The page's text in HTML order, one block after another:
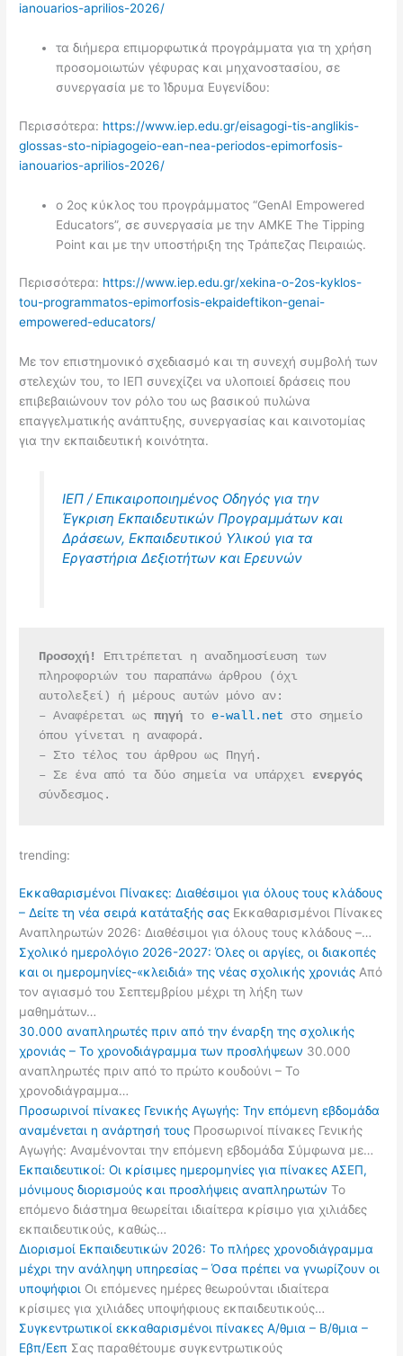
ianouarios-aprilios-2026/
τα διήμερα επιμορφωτικά προγράμματα για τη χρήση
προσομοιωτών γέφυρας και μηχανοστασίου, σε
συνεργασία με το Ίδρυμα Ευγενίδου:
Περισσότερα: https://www.iep.edu.gr/eisagogi-tis-anglikis-
glossas-sto-nipiagogeio-ean-nea-periodos-epimorfosis-
ianouarios-aprilios-2026/
ο 2ος κύκλος του προγράμματος “GenAI Empowered
Educators”, σε συνεργασία με την ΑΜΚΕ The Tipping
Point και με την υποστήριξη της Τράπεζας Πειραιώς.
Περισσότερα: https://www.iep.edu.gr/xekina-o-2os-kyklos-
tou-programmatos-epimorfosis-ekpaideftikon-genai-
empowered-educators/
Με τον επιστημονικό σχεδιασμό και τη συνεχή συμβολή των
στελεχών του, το ΙΕΠ συνεχίζει να υλοποιεί δράσεις που
επιβεβαιώνουν τον ρόλο του ως βασικού πυλώνα
επαγγελματικής ανάπτυξης, συνεργασίας και καινοτομίας
για την εκπαιδευτική κοινότητα.
ΙΕΠ / Επικαιροποιημένος Οδηγός για την
Έγκριση Εκπαιδευτικών Προγραμμάτων και
Δράσεων, Εκπαιδευτικού Υλικού για τα
Εργαστήρια Δεξιοτήτων και Ερευνών
Προσοχή!
Επιτρέπεται η αναδημοσίευση των
πληροφοριών του παραπάνω άρθρου (όχι
αυτολεξεί) ή μέρους αυτών μόνο αν:
– Αναφέρεται ως πηγή το e-wall.net στο σημείο
όπου γίνεται η αναφορά.
– Στο τέλος του άρθρου ως Πηγή.
– Σε ένα από τα δύο σημεία να υπάρχει
ενεργός
σύνδεσμος.
trending:
Εκκαθαρισμένοι Πίνακες: Διαθέσιμοι για όλους τους κλάδους
– Δείτε τη νέα σειρά κατάταξής σας Εκκαθαρισμένοι Πίνακες
Αναπληρωτών 2026: Διαθέσιμοι για όλους τους κλάδους –…
Σχολικό ημερολόγιο 2026-2027: Όλες οι αργίες, οι διακοπές
και οι ημερομηνίες-«κλειδιά» της νέας σχολικής χρονιάς Από
τον αγιασμό του Σεπτεμβρίου μέχρι τη λήξη των
μαθημάτων…
30.000 αναπληρωτές πριν από την έναρξη της σχολικής
χρονιάς – Το χρονοδιάγραμμα των προσλήψεων 30.000
αναπληρωτές πριν από το πρώτο κουδούνι – Το
χρονοδιάγραμμα…
Προσωρινοί πίνακες Γενικής Αγωγής: Την επόμενη εβδομάδα
αναμένεται η ανάρτησή τους Προσωρινοί πίνακες Γενικής
Αγωγής: Αναμένονται την επόμενη εβδομάδα Σύμφωνα με…
Εκπαιδευτικοί: Οι κρίσιμες ημερομηνίες για πίνακες ΑΣΕΠ,
μόνιμους διορισμούς και προσλήψεις αναπληρωτών Το
επόμενο διάστημα θεωρείται ιδιαίτερα κρίσιμο για χιλιάδες
εκπαιδευτικούς, καθώς…
Διορισμοί Εκπαιδευτικών 2026: Το πλήρες χρονοδιάγραμμα
μέχρι την ανάληψη υπηρεσίας – Όσα πρέπει να γνωρίζουν οι
υποψήφιοι Οι επόμενες ημέρες θεωρούνται ιδιαίτερα
κρίσιμες για χιλιάδες υποψήφιους εκπαιδευτικούς…
Συγκεντρωτικοί εκκαθαρισμένοι πίνακες Α/θμια – Β/θμια –
Εβπ/Εεπ Σας παραθέτουμε συγκεντρωτικούς